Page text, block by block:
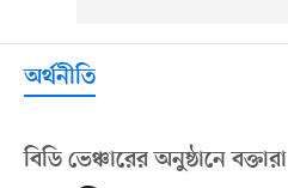
অর্থনীতি
বিডি ভেঞ্চারের অনুষ্ঠানে বক্তারা